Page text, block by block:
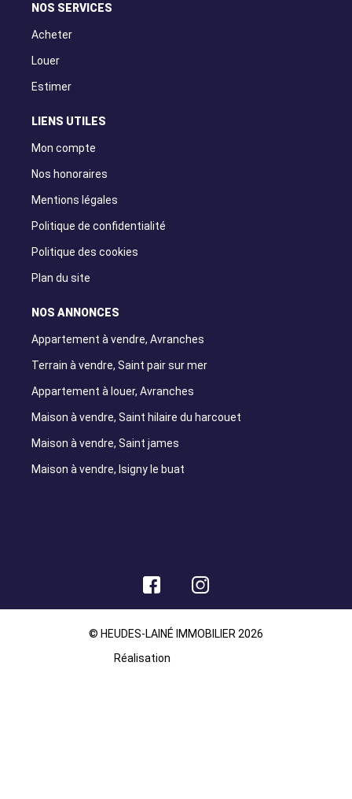
NOS SERVICES
Acheter
Louer
Estimer
LIENS UTILES
Mon compte
Nos honoraires
Mentions légales
Politique de confidentialité
Politique des cookies
Plan du site
NOS ANNONCES
Appartement à vendre, Avranches
Terrain à vendre, Saint pair sur mer
Appartement à louer, Avranches
Maison à vendre, Saint hilaire du harcouet
Maison à vendre, Saint james
Maison à vendre, Isigny le buat
© HEUDES-LAINÉ IMMOBILIER 2026
Réalisation